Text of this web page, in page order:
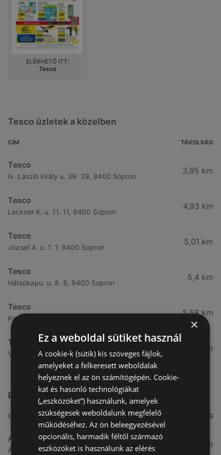
ELÉRHETŐ ITT:
Tesco
Tesco üzletek a közelben
CÍM TÁVOLSÁG
Tesco
Iv. László király u. 39. 39, 9400 Sopron
3,95 km
Tesco
Lackner K. u. 11. 11, 9400 Sopron
4,93 km
Tesco
József A. u. 1. 1, 9400 Sopron
5,01 km
Tesco
Hátsókapu. u. 8. 8, 9400 Sopron
5,4 km
Tesco
Király J. u. 3. 3, 9400 Sopron
5,58 km
Tesco
Végfordulat u. 9. 9, 9400 Sopron
5,84 km
Egyéb Szupermarketek üzletek a közelben
CÍM TÁVOLSÁG
Aldi
Ágfalvi út 4/A., 9400 Sopron
3,26 km
×
Ez a weboldal sütiket használ
A cookie-k (sütik) kis szöveges fájlok,
amelyeket a felkeresett weboldalak
helyeznek el az ön számítógépén. Cookie-
kat és hasonló technológiákat
(„eszközöket”) használunk, amelyek
szükségesek weboldalunk megfelelő
működéséhez. Az ön beleegyezésével
opcionális, harmadik féltől származó
eszközöket is használunk az elérés